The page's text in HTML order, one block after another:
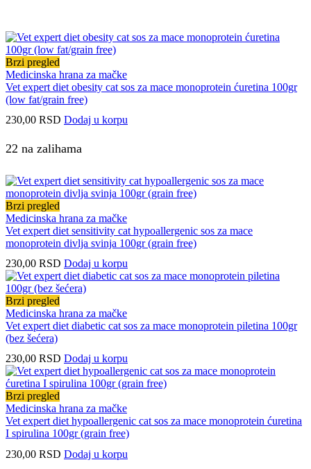
Brzi pregled
Medicinska hrana za mačke
Vet expert diet obesity cat sos za mace monoprotein ćuretina 100gr
(low fat/grain free)
230,00 RSD Dodaj u korpu
22 na zalihama
Brzi pregled
Medicinska hrana za mačke
Vet expert diet sensitivity cat hypoallergenic sos za mace
monoprotein divlja svinja 100gr (grain free)
230,00 RSD Dodaj u korpu
Brzi pregled
Medicinska hrana za mačke
Vet expert diet diabetic cat sos za mace monoprotein piletina 100gr
(bez šećera)
230,00 RSD Dodaj u korpu
Brzi pregled
Medicinska hrana za mačke
Vet expert diet hypoallergenic cat sos za mace monoprotein ćuretina
I spirulina 100gr (grain free)
230,00 RSD Dodaj u korpu